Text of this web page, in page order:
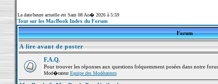
La date/heure actuelle est Sam 08 Ao� 2026 à 5:59
Tout sur les MacBook Index du Forum
Forum
A lire avant de poster
F.A.Q.
Pour trouver les réponses aux questions fréquemment posées dans notre
Mod�rateurEquipe des Modérateurs